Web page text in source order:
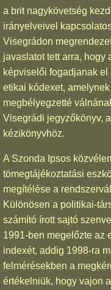
a brit nagykövetség
irányelveivel
Visegrádon
javaslatot tett arra, hogy
képviselői fogadjanak
etikai kódexet,
megbélyegzetté
Visegrádi jegyzőkönyv,
kézikönyvhöz.
A Szonda Ipsos
tömegtájékoztatási
megítélése a
Különösen a politikai-
számító írott sajtó
1991-ben megelőzte az
indexét, addig 1998-ra
felmérésekben a
értékelniük, hogy vajon